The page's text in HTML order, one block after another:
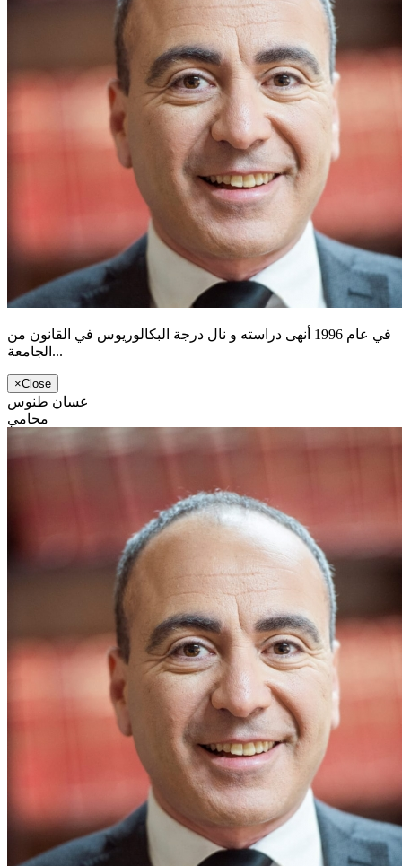
في عام 1996 أنهى دراسته و نال درجة البكالوريوس في القانون من
الجامعة...
×Close
غسان طنوس
محامي